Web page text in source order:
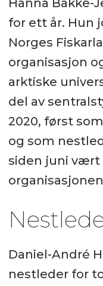
Hanna Bakke-
for ett år. Hun
Norges
organisasjon
arktiske
del av
2020, først
og som
siden juni vært
Daniel-André
nestleder for